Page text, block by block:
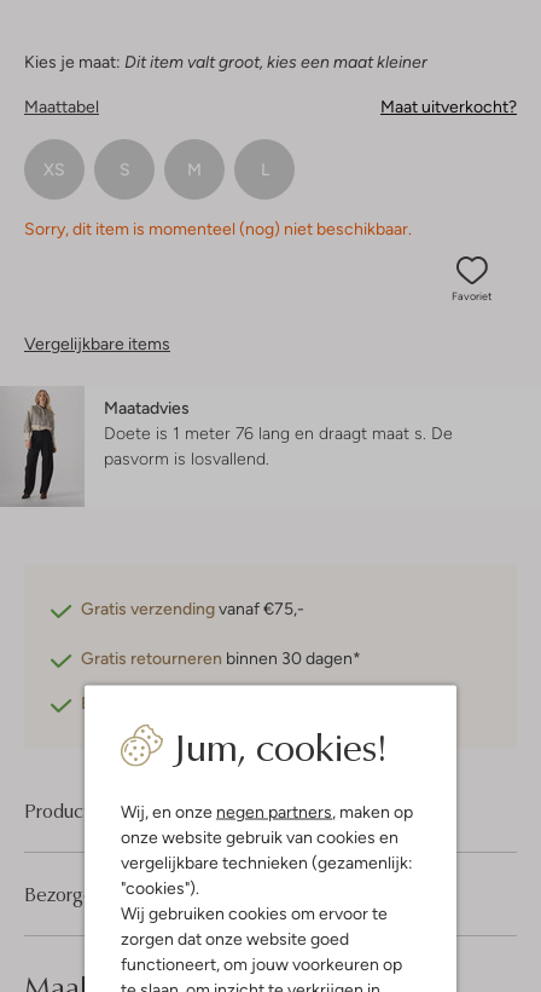
Jum, cookies!
Wij, en onze negen partners , maken op
onze website gebruik van cookies en
vergelijkbare technieken (gezamenlijk:
"cookies").
Wij gebruiken cookies om ervoor te
zorgen dat onze website goed
functioneert, om jouw voorkeuren op
Kies je maat: Dit item valt groot, kies een maat kleiner
Maattabel Maat uitverkocht?
XS S M L
Sorry, dit item is momenteel (nog) niet beschikbaar.
Favoriet
Vergelijkbare items
Maatadvies
Doete is 1 meter 76 lang en draagt maat s. De
pasvorm is losvallend
Gratis verzendingvanaf €75,-
Gratis retourneren binnen 30 dagen*
Betaal achteraf
Product informatie
Bezorgen & retourneren